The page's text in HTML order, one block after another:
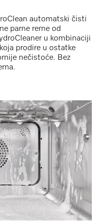
automatski čisti
parne rerne od
u kombinaciji
prodire u ostatke
nečistoće. Bez